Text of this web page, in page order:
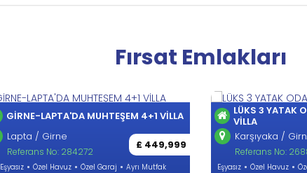
Fırsat Emlakları
GİRNE-LAPTA'DA MUHTEŞEM 4+1 VİLLA
Lapta / Girne
£ 449,999
Referans No: 284272
Eşyasız Özel Havuz Özel Garaj Ayrı Mutfak
LÜKS 3 YATAK
VİLLA
Karşıyaka /
Referans No:
Eşyasız Özel Havuz